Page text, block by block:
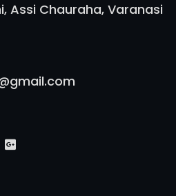
Assi Chauraha, Varanasi